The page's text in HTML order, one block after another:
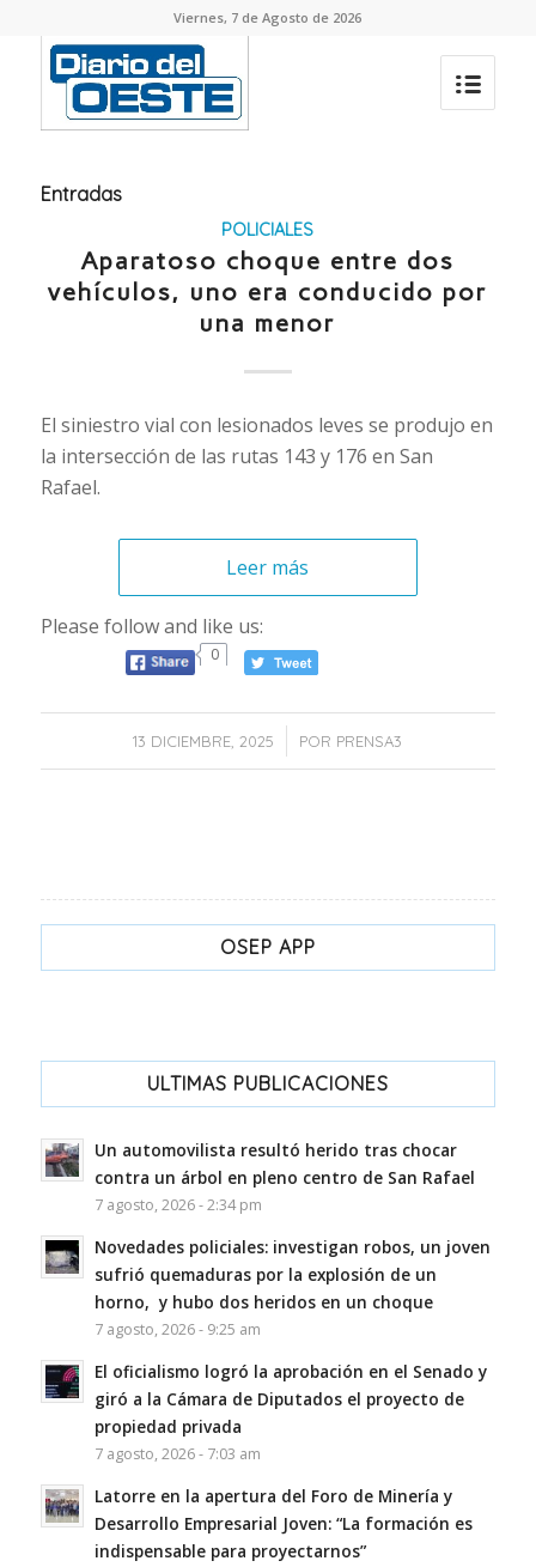
Viernes, 7 de Agosto de 2026
Entradas
POLICIALES
Aparatoso choque entre dos
vehículos, uno era conducido por
una menor
El siniestro vial con lesionados leves se produjo en
la intersección de las rutas 143 y 176 en San
Rafael.
Leer más
Please follow and like us:
0
13 DICIEMBRE, 2025
/ POR PRENSA3
OSEP APP
ULTIMAS PUBLICACIONES
Un automovilista resultó herido tras chocar
contra un árbol en pleno centro de San Rafael
7 agosto, 2026 - 2:34 pm
Novedades policiales: investigan robos, un joven
sufrió quemaduras por la explosión de un
horno, y hubo dos heridos en un choque
7 agosto, 2026 - 9:25 am
El oficialismo logró la aprobación en el Senado y
giró a la Cámara de Diputados el proyecto de
propiedad privada
7 agosto, 2026 - 7:03 am
Latorre en la apertura del Foro de Minería y
Desarrollo Empresarial Joven: “La formación es
indispensable para proyectarnos”